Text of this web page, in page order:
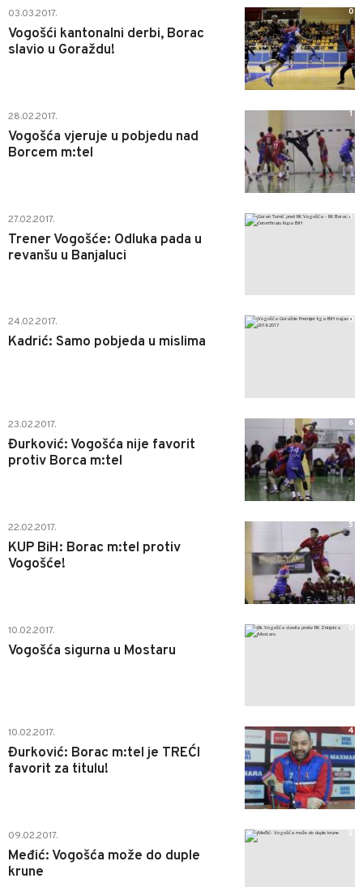
03.03.2017.
Vogošći kantonalni derbi, Borac
slavio u Goraždu!
0
28.02.2017.
Vogošća vjeruje u pobjedu nad
Borcem m:tel
1
27.02.2017.
Trener Vogošće: Odluka pada u
revanšu u Banjaluci
1
24.02.2017.
Kadrić: Samo pobjeda u mislima
0
23.02.2017.
Đurković: Vogošća nije favorit
protiv Borca m:tel
6
22.02.2017.
KUP BiH: Borac m:tel protiv
Vogošće!
5
10.02.2017.
Vogošća sigurna u Mostaru
0
10.02.2017.
Đurković: Borac m:tel je TREĆI
favorit za titulu!
4
09.02.2017.
Međić: Vogošća može do duple
krune
3